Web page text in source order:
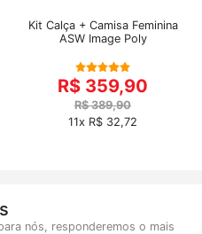
Kit Calça + Camisa Feminina
ASW Image Poly
R$ 359,90
R$ 389,90
11x R$ 32,72
nós, responderemos o mais